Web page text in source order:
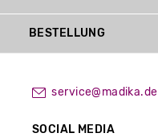
service@madika.de
SOCIAL MEDIA
BESTELLUNG